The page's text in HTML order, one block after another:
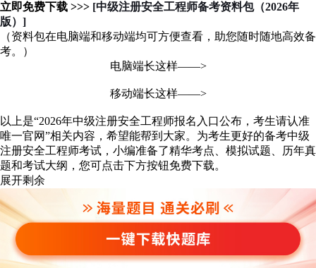
立即免费下载 >>> [中级注册安全工程师备考资料包（2026年
版）]
（资料包在电脑端和移动端均可方便查看，助您随时随地高效备
考。）
电脑端长这样——>
移动端长这样——>
以上是“2026年中级注册安全工程师报名入口公布，考生请认准
唯一官网”相关内容，希望能帮到大家。 为考生更好的备考中级
注册安全工程师考试，小编准备了精华考点、模拟试题、历年真
题和考试大纲，您可点击下方按钮免费下载。
展开剩余